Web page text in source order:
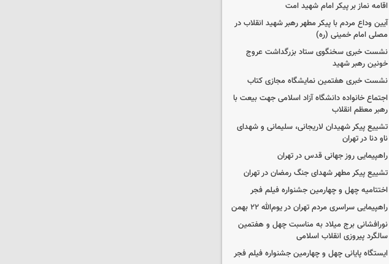
اقامه نماز بر پیکر امام شهید امت
آیین وداع مردم با پیکر مطهر رهبر شهید انقلاب در
مصلی امام خمینی (ره)
نشست خبری سخنگوی ستاد بزرگداشت عروج
خونین رهبر شهید
نشست خبری هفتمین نمایشگاه مجازی کتاب
اجتماع خانواده دانشگاه آزاد اسلامی جهت بیعت با
رهبر معظم انقلاب
تشییع پیکر شهیدان لاریجانی، سلیمانی و شهدای
ناو دنا در تهران
راهپیمایی روز جهانی قدس در تهران
تشییع پیکر مطهر شهدای جنگ رمضان در تهران
اختتامیه چهل و چهارمین جشنواره فیلم فجر
راهپیمایی سراسری مردم تهران در یوم‌الله ۲۲ بهمن
نورافشانی برج میلاد به مناسبت چهل‌ و هفتمین
سالگرد پیروزی انقلاب اسلامی
ایستگاه پایانی چهل و چهارمین جشنواره فیلم فجر